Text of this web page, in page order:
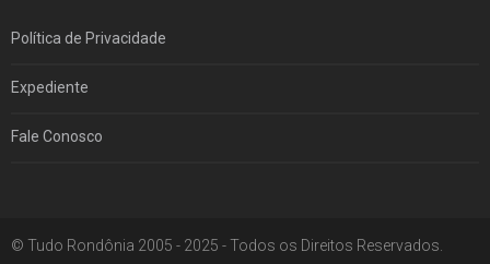
Política de Privacidade
Expediente
Fale Conosco
© Tudo Rondônia 2005 - 2025 - Todos os Direitos Reservados.